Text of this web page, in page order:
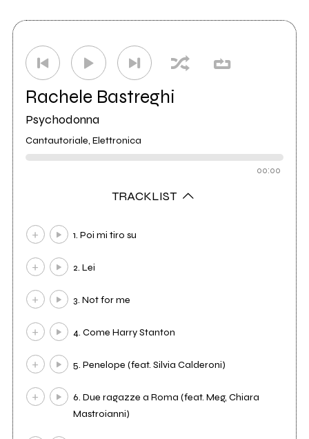
Rachele Bastreghi
Psychodonna
Cantautoriale, Elettronica
00:00
TRACKLIST
1. Poi mi tiro su
2. Lei
3. Not for me
4. Come Harry Stanton
5. Penelope (feat. Silvia Calderoni)
6. Due ragazze a Roma (feat. Meg, Chiara
Mastroianni)